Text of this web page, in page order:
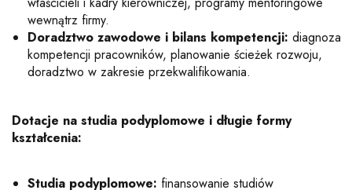
wewnątrz firmy.
Doradztwo zawodowe i bilans kompetencji: diagnoza
kompetencji pracowników, planowanie ścieżek rozwoju,
doradztwo w zakresie przekwalifikowania.
Dotacje na studia podyplomowe i długie formy
kształcenia:
Studia podyplomowe: finansowanie studiów